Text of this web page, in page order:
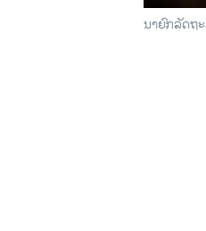
ນາຍົກລັດຖ